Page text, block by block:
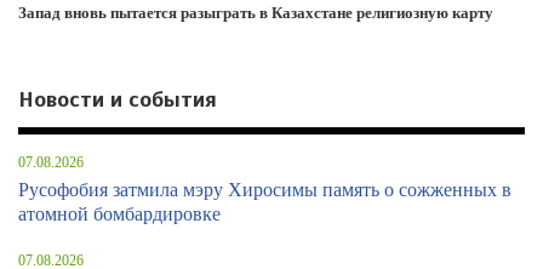
Запад вновь пытается разыграть в Казахстане религиозную карту
Новости и события
07.08.2026
Русофобия затмила мэру Хиросимы память о сожженных в
атомной бомбардировке
07.08.2026